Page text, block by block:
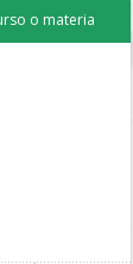
o materia